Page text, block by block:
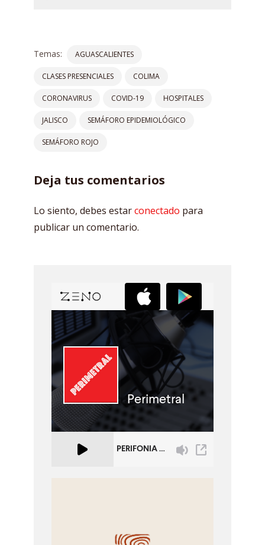
Temas: AGUASCALIENTES
CLASES PRESENCIALES COLIMA
CORONAVIRUS COVID-19 HOSPITALES
JALISCO SEMÁFORO EPIDEMIOLÓGICO
SEMÁFORO ROJO
Deja tus comentarios
Lo siento, debes estarconectado para
publicar un comentario.